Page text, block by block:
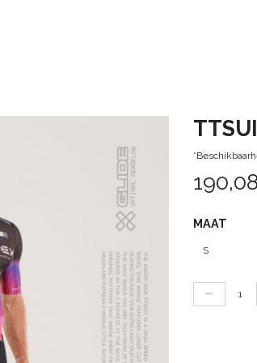
190,08
MAAT